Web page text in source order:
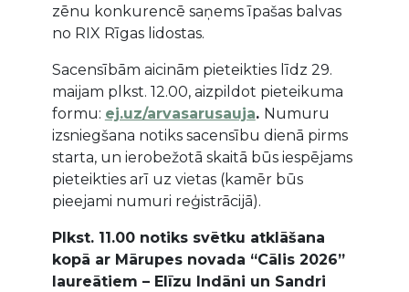
zēnu konkurencē saņems īpašas balvas
no RIX Rīgas lidostas.
Sacensībām aicinām pieteikties līdz 29.
maijam plkst. 12.00, aizpildot pieteikuma
formu: ej.uz/arvasarusauja. Numuru
izsniegšana notiks sacensību dienā pirms
starta, un ierobežotā skaitā būs iespējams
pieteikties arī uz vietas (kamēr būs
pieejami numuri reģistrācijā).
Plkst. 11.00 notiks svētku atklāšana
kopā ar Mārupes novada “Cālis 2026”
laureātiem – Elīzu Indāni un Sandri